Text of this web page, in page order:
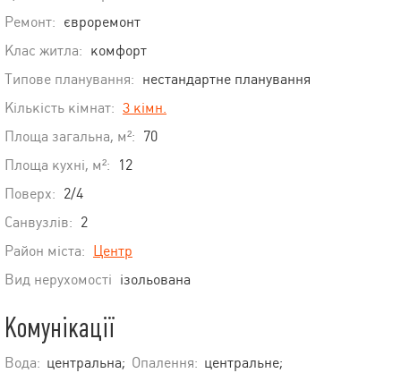
Ремонт: євроремонт
Клас житла: комфорт
Типове планування: нестандартне планування
Кількість кімнат: 3 кімн.
Площа загальна, м²: 70
Площа кухні, м²:
12
Поверх: 2/4
Санвузлів: 2
Район міста: Центр
Вид нерухомості ізольована
Комунікації
Вода: центральна; Опалення: центральне;